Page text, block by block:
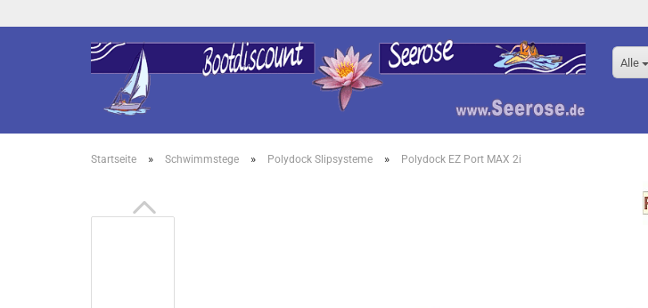
Alle
Startseite » Schwimmstege » Polydock Slipsysteme » Polydock EZ Port MAX 2i